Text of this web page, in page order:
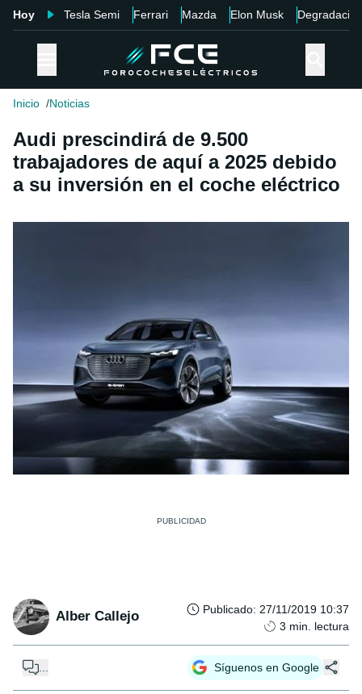
Hoy Tesla Semi Ferrari Mazda Elon Musk Degradación
Inicio Noticias
Audi prescindirá de 9.500
trabajadores de aquí a 2025 debido
a su inversión en el coche eléctrico
Alber Callejo Publicado: 27/11/2019 10:37
3 min. lectura
Síguenos en Google